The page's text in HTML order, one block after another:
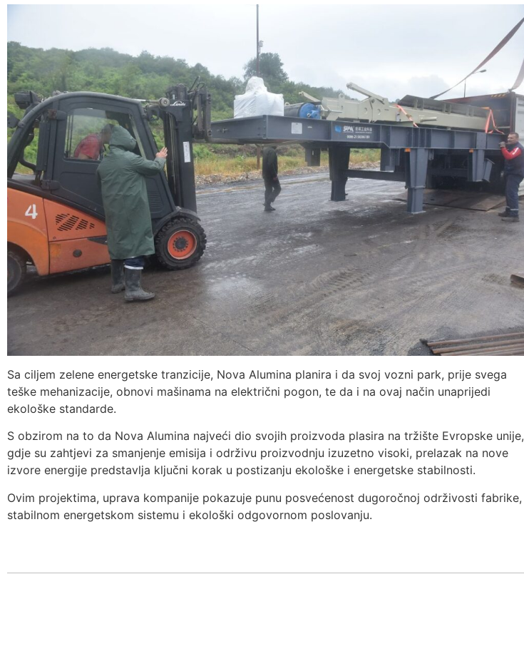
Sa ciljem zelene energetske tranzicije, Nova Alumina planira i da svoj vozni park, prije svega
teške mehanizacije, obnovi mašinama na električni pogon, te da i na ovaj način unaprijedi
ekološke standarde.
S obzirom na to da Nova Alumina najveći dio svojih proizvoda plasira na tržište Evropske unije,
gdje su zahtjevi za smanjenje emisija i održivu proizvodnju izuzetno visoki, prelazak na nove
izvore energije predstavlja ključni korak u postizanju ekološke i energetske stabilnosti.
Ovim projektima, uprava kompanije pokazuje punu posvećenost dugoročnoj održivosti fabrike,
stabilnom energetskom sistemu i ekološki odgovornom poslovanju.